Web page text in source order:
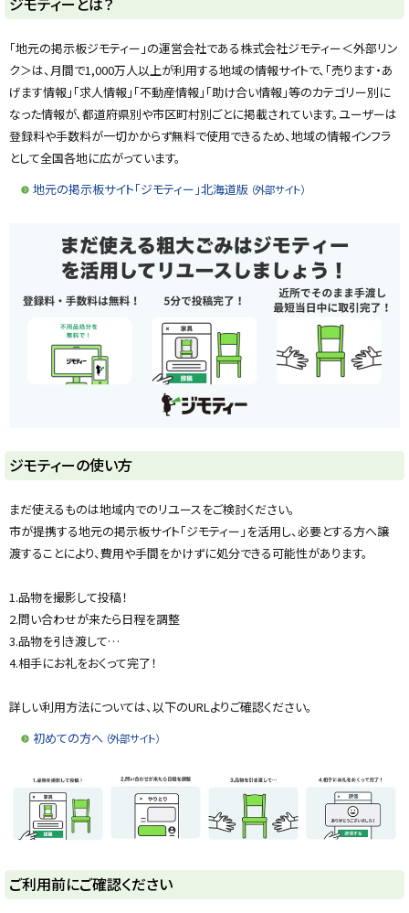
ッ
プ
に
戻
る
「地元の掲示板ジモティー」の運営会社である株式会社ジモティー＜外部リン
ク＞は、月間で1,000万人以上が利用する地域の情報サイトで、「売ります・あ
げます情報」「求人情報」「不動産情報」「助け合い情報」等のカテゴリー別に
なった情報が、都道府県別や市区町村別ごとに掲載されています。ユーザーは
登録料や手数料が一切かからず無料で使用できるため、地域の情報インフラ
として全国各地に広がっています。
地元の掲示板サイト「ジモティー」北海道版 （外部サイト）
ト
ッ
プ
に
戻
ジモティーの使い方
まだ使えるものは地域内でのリユースをご検討ください。
市が提携する地元の掲示板サイト「ジモティー」を活用し、必要とする方へ譲
渡することにより、費用や手間をかけずに処分できる可能性があります。
1.品物を撮影して投稿！
2.問い合わせが来たら日程を調整
3.品物を引き渡して…
4.相手にお礼をおくって完了！
詳しい利用方法については、以下のURLよりご確認ください。
初めての方へ （外部サイト）
ト
ッ
ご利用前にご確認ください